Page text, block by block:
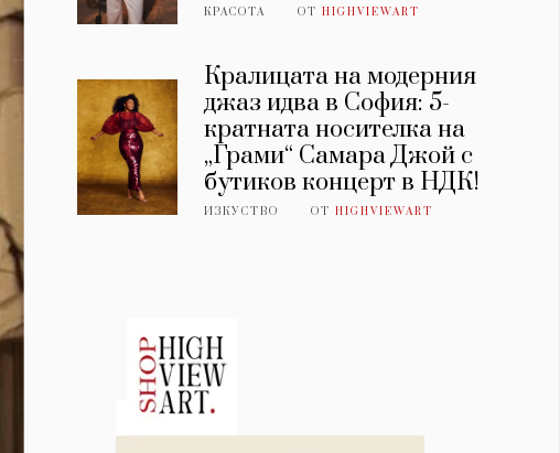
КРАСОТА ОТHIGHVIEWART
Кралицата на модерния
джаз идва в София: 5-
кратната носителка на
„Грами“ Самара Джой с
бутиков концерт в НДК!
ИЗКУСТВО ОТHIGHVIEWART